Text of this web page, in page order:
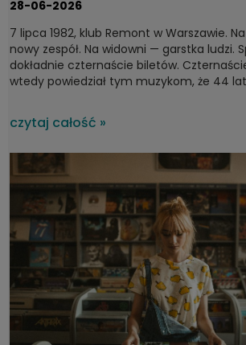
28-06-2026
7 lipca 1982, klub Remont w Warszawie.
nowy zespół. Na widowni — garstka ludzi.
dokładnie czternaście biletów.
wtedy powiedział tym muzykom, że 44
by się roześmiali. A jednak. Bo Kult to
który bez wątpienia można zaliczyć do
współtworzeniu rodzimej sceny.
czytaj całość »